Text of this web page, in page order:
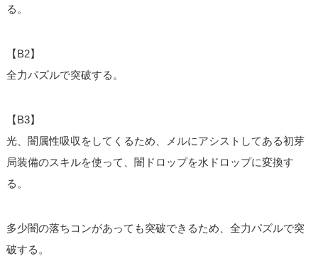
る。
【B2】
全力パズルで突破する。
【B3】
光、闇属性吸収をしてくるため、メルにアシストしてある初芽
局装備のスキルを使って、闇ドロップを水ドロップに変換す
る。
多少闇の落ちコンがあっても突破できるため、全力パズルで突
破する。